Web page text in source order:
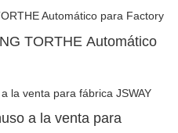
TORTHE Automático
a la venta para